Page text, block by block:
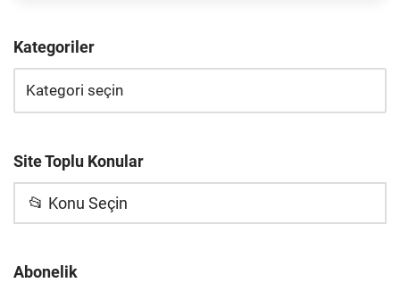
Kategoriler
Site Toplu Konular
📂 Konu Seçin
Abonelik